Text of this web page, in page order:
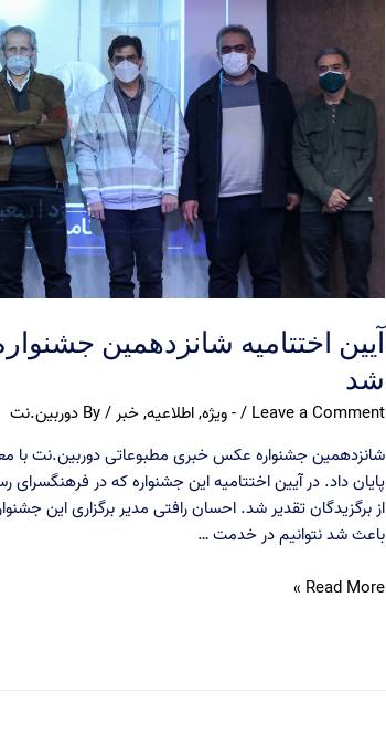
آیین اختتامیه شانزدهمین
شد
Leave a Comment
/- ویژه,اطلاعیه,خبر / By
دوربین.نت
شانزدهمین جشنواره عکس خبری مطبوعاتی دوربین.نت با
پایان داد. در آیین اختتامیه این جشنواره که در
از برگزیدگان تقدیر شد. احسان رافتی مدیر برگزاری این
باعث شد نتوانیم در خدمت …
آیین
Read More »